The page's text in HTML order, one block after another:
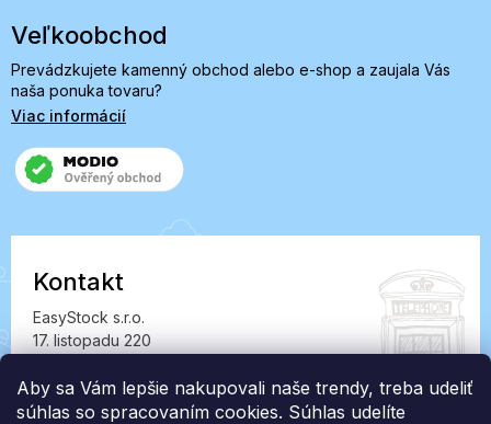
Aby sa Vám lepšie nakupovali naše trendy, treba udeliť
súhlas so spracovaním cookies. Súhlas udelíte
Veľkoobchod
Prevádzkujete kamenný obchod alebo e-shop a zaujala Vás
naša ponuka tovaru?
Viac informácií
Kontakt
EasyStock s.r.o.
17. listopadu 220
IČ: 07727402, DIČ: CZ07727402